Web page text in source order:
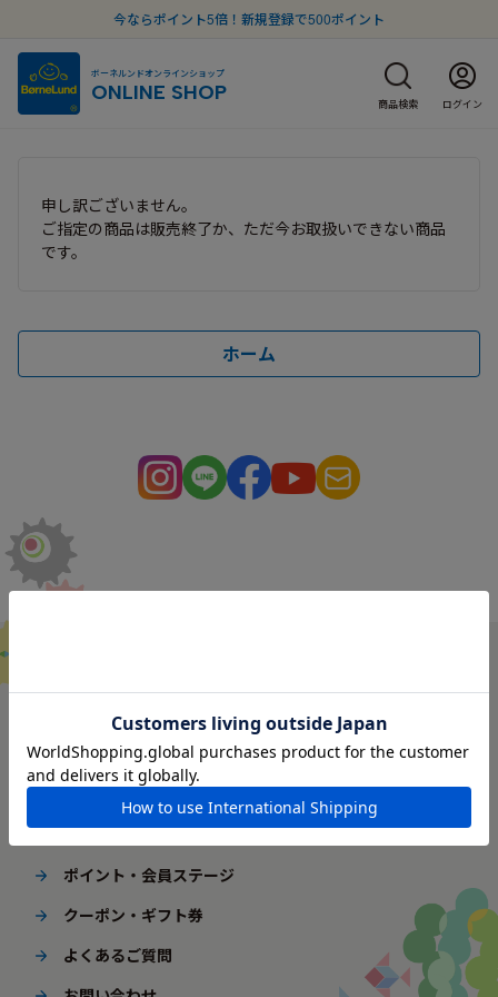
今ならポイント5倍！新規登録で500ポイント
ボーネルンドオンラインショップ
ONLINE SHOP 商品検索 ログイン
申し訳ございません。
ご指定の商品は販売終了か、ただ今お取扱いできない商品
です。
ホーム
ご利用ガイド
はじめてご利用の方へ
ギフト包装
ポイント・会員ステージ
クーポン・ギフト券
よくあるご質問